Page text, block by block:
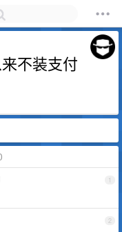
不装支付
1
2